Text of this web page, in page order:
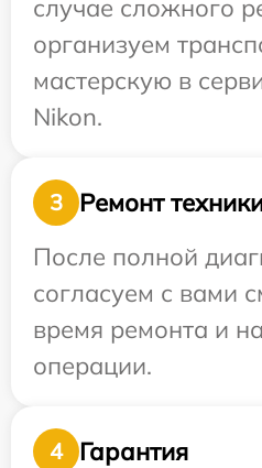
случае сложного
организуем
мастерскую в
Nikon.
3
Ремонт
После полной
согласуем с вами
время ремонта и
операции.
4
Гарантия